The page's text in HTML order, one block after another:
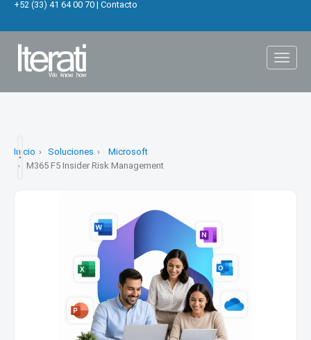
+52 (33) 41 64 00 70 | Contacto
Inicio Soluciones
Microsoft
M365 F5 Insider Risk Management